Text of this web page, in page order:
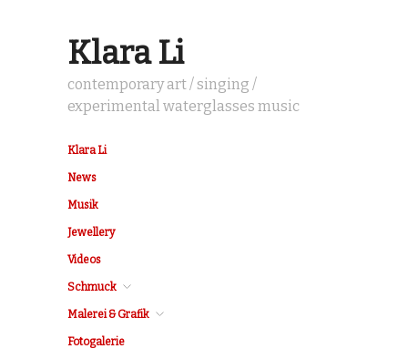
Klara Li
contemporary art / singing /
experimental waterglasses music
Klara Li
News
Musik
Jewellery
Videos
Schmuck
Malerei & Grafik
Fotogalerie